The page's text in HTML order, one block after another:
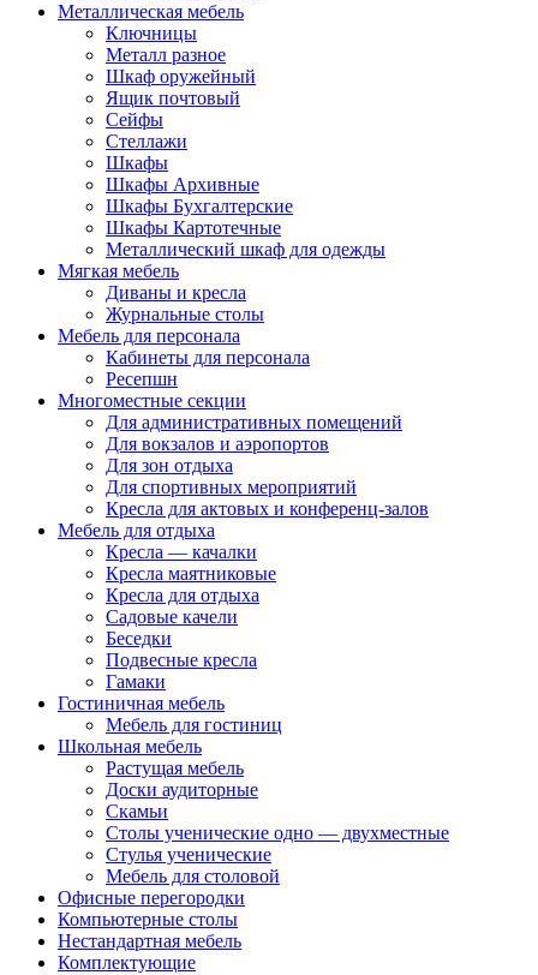
Металлическая мебель
Ключницы
Металл разное
Шкаф оружейный
Ящик почтовый
Сейфы
Стеллажи
Шкафы
Шкафы Архивные
Шкафы Бухгалтерские
Шкафы Картотечные
Металлический шкаф для одежды
Мягкая мебель
Диваны и кресла
Журнальные столы
Мебель для персонала
Кабинеты для персонала
Ресепшн
Многоместные секции
Для административных помещений
Для вокзалов и аэропортов
Для зон отдыха
Для спортивных мероприятий
Кресла для актовых и конференц-залов
Мебель для отдыха
Кресла — качалки
Кресла маятниковые
Кресла для отдыха
Садовые качели
Беседки
Подвесные кресла
Гамаки
Гостиничная мебель
Мебель для гостиниц
Школьная мебель
Растущая мебель
Доски аудиторные
Скамьи
Столы ученические одно — двухместные
Стулья ученические
Мебель для столовой
Офисные перегородки
Компьютерные столы
Нестандартная мебель
Комплектующие